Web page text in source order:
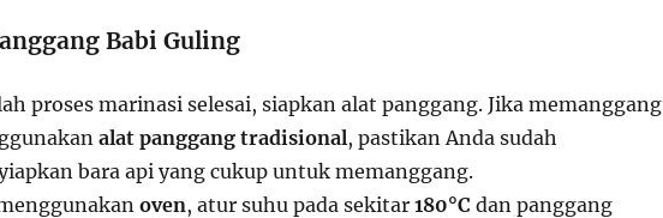
Babi Guling
proses marinasi selesai, siapkan alat panggang. Jika memanggang
alat panggang tradisional, pastikan Anda sudah
bara api yang cukup untuk memanggang.
oven, atur suhu pada sekitar 180°C dan panggang